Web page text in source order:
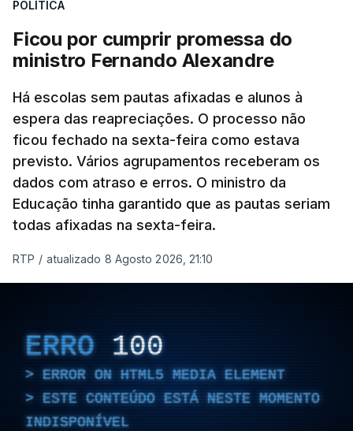
POLÍTICA
Ficou por cumprir promessa do
ministro Fernando Alexandre
Há escolas sem pautas afixadas e alunos à
espera das reapreciações. O processo não
ficou fechado na sexta-feira como estava
previsto. Vários agrupamentos receberam os
dados com atraso e erros. O ministro da
Educação tinha garantido que as pautas seriam
todas afixadas na sexta-feira.
RTP / atualizado 8 Agosto 2026, 21:10
ERRO 100
ERROR ON HTML5 MEDIA ELEMENT
ESTE CONTEÚDO ESTÁ NESTE MOMENTO
INDISPONÍVEL